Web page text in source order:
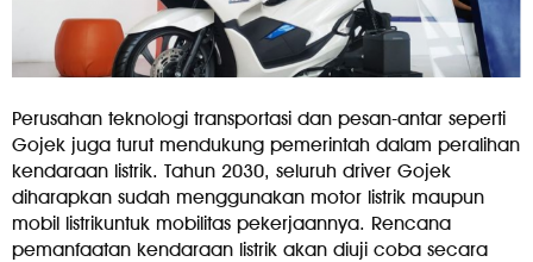
Perusahan teknologi transportasi dan pesan-antar seperti
Gojek juga turut mendukung pemerintah dalam peralihan
kendaraan listrik. Tahun 2030, seluruh driver Gojek
diharapkan sudah menggunakan motor listrik maupun
mobil listrikuntuk mobilitas pekerjaannya. Rencana
pemanfaatan kendaraan listrik akan diuji coba secara